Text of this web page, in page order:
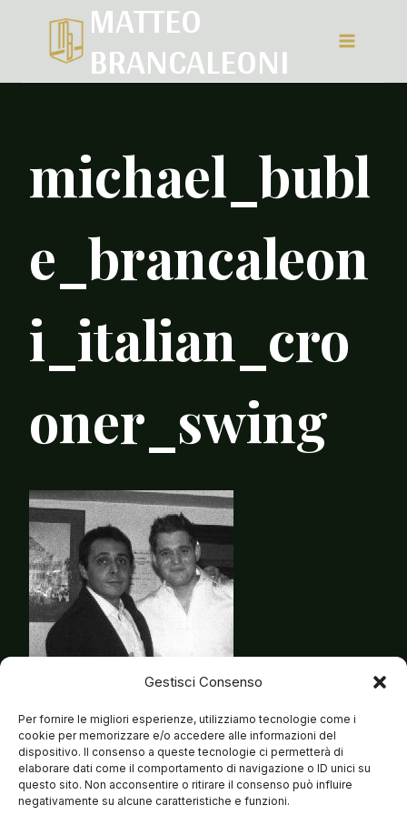
Gestisci Consenso
Per fornire le migliori esperienze, utilizziamo tecnologie come i
cookie per memorizzare e/o accedere alle informazioni del
dispositivo. Il consenso a queste tecnologie ci permetterà di
elaborare dati come il comportamento di navigazione o ID unici su
questo sito. Non acconsentire o ritirare il consenso può influire
negativamente su alcune caratteristiche e funzioni.
MATTEO
BRANCALEONI
michael_bubl
e_brancaleon
i_italian_cro
oner_swing